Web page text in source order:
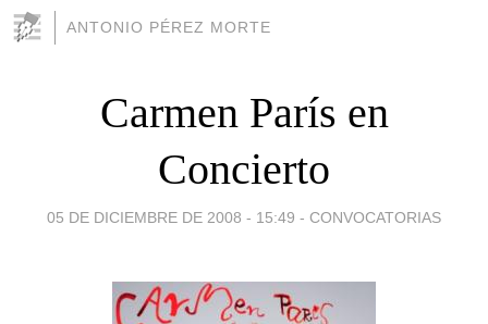
ANTONIO PÉREZ MORTE
Carmen París en
Concierto
05 DE DICIEMBRE DE 2008 - 15:49 - CONVOCATORIAS